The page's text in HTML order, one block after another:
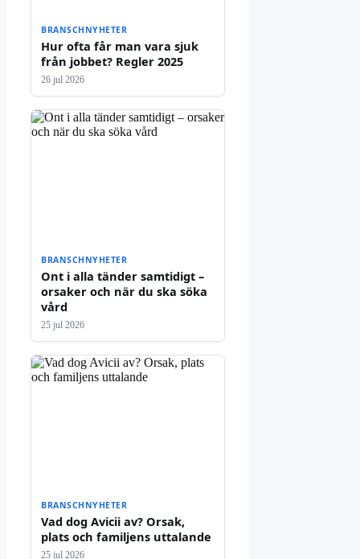
BRANSCHNYHETER
Hur ofta får man vara sjuk
från jobbet? Regler 2025
26 jul 2026
BRANSCHNYHETER
Ont i alla tänder samtidigt –
orsaker och när du ska söka
vård
25 jul 2026
BRANSCHNYHETER
Vad dog Avicii av? Orsak,
plats och familjens uttalande
25 jul 2026